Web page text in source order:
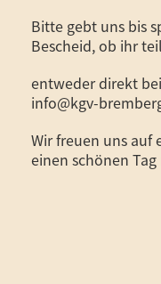
Bitte gebt uns bis
Bescheid, ob ihr
entweder direkt
info@kgv-
Wir freuen uns auf
einen schönen